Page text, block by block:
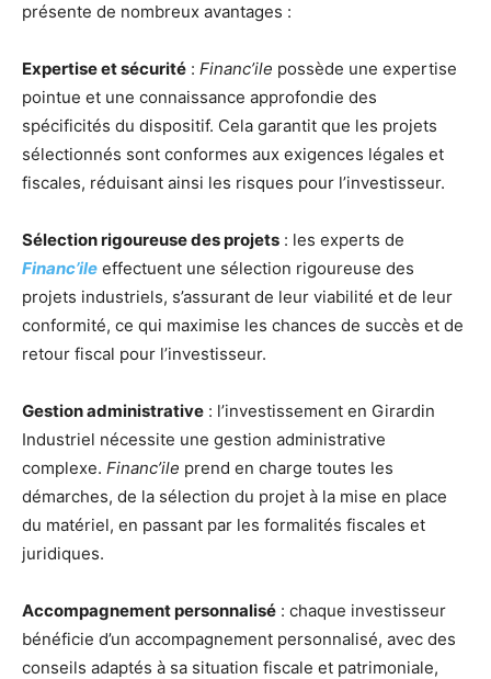
présente de nombreux avantages :
Expertise et sécurité : Financ’ile possède une expertise
pointue et une connaissance approfondie des
spécificités du dispositif. Cela garantit que les projets
sélectionnés sont conformes aux exigences légales et
fiscales, réduisant ainsi les risques pour l’investisseur.
Sélection rigoureuse des projets : les experts de
Financ’ile effectuent une sélection rigoureuse des
projets industriels, s’assurant de leur viabilité et de leur
conformité, ce qui maximise les chances de succès et de
retour fiscal pour l’investisseur.
Gestion administrative : l’investissement en Girardin
Industriel nécessite une gestion administrative
complexe. Financ’ile prend en charge toutes les
démarches, de la sélection du projet à la mise en place
du matériel, en passant par les formalités fiscales et
juridiques.
Accompagnement personnalisé : chaque investisseur
bénéficie d’un accompagnement personnalisé, avec des
conseils adaptés à sa situation fiscale et patrimoniale,